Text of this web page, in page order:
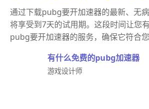
通过下载pubg要开加速器的最新、无
将享受到7天的试用期。这段时间让您
pubg要开加速器的服务，确保它符合您
有什么免费的pubg加速器
游戏设计师